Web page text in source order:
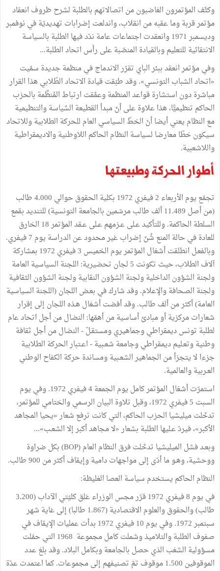
وكثّف المؤتمرون الغاضبون من اتصالاتهم بالطلبة لشرح ظروف انعقاد
مؤتمر قربة وما عقبه من انقلاب، واندلعت إضرابات تهديديّة في نوفمبر
وديسمبر 1971 وانعقدت اجتماعات عامة ندّد فيها الطلبة بالسياسة
الانتقائية للتعليم وبالقيادة المنصّبة على رأس اتحاد الطلبة...
وفي مؤتمر انعقد ببئر الباي تقرّر الاندماج في منظمة جديدة سمّيت
«اتحاد الشباب التونسي». وقد طبّقت قيادة الاتحاد الطّلابي هذا القرار
مباشرة دون استشارة قواعد المنظمة وعمَّقت ارتباط المُنظَّمة بالحزب
الحاكم تنظيميًّا، هذا علاوة على أنّ مبدأ القطيعة السِّياسة والتنظيمية
مع النظام يعني أيضا أنّ الخطّ السياسي العام للحركة الطلابية وللاتحاد
سيكون خطّا معارضا لسياسة النظام الحاكم اللاوطنية والاديمقراطية
واللاشعبية.
أطوار الحركة وطبيعتها
تجمّع يوم الأربعاء 2 فيفري 1972 بكلية الحقوق حوالي 4.000 طالب
(من أصل 11.489 ألف طالب مرسّمين بالجامعة التونسية) للتنديد بقمع
السلطة الحاكمة. وللتأكيد عـلى عـزمهم عـلى عـقد المؤتمر 18 الخارق
للعادة في حالة المنع شُنّ إضراب غير محدود عن الدراسة يوم 7 فيفري.
وبالفعـل انطلقت أشغال المؤتمر يوم الخميس 3 فيفري 1972 بمشاركة
آلاف الطلاب، حيث تكونت 5 لجان تحضيرية: اللجنة السياسية العامة
ولجنة الشؤون الداخلية ولجنة الشؤون النقابية ولجنة الشؤون الثقافية
ولجنة الصحافة والإعلام. وقد شارك في بعـض اللجان (اللجنة السياسية
العامة) أكثر من ألف طالب. وقد أفضت أشغال هـذه اللجان إلى إقرار
شعارات مركزية أو مبادئ أساسية من أهمّها: النضال من أجل اتحاد عام
لطلبة تونس ديمقراطي وجماهيري ومستقـلّ - النضال من أجل ثقافة
وطنية وتعـليم ديمقراطي وجامعة شعـبية - اعـتبار الحركة الطلابية
جزءا لا يتجزأ من الجماهير الشعـبية ومساندة حركة الكفاح الوطني
العـربية والعالمية.
استمرّت أشغال المؤتمر كامل يوم الجمعة 4 فيفري 1972. وفي يوم
السبت 5 فيفري 1972، وقبل تلاوة البيان الرسمي والختامي للمؤتمر،
تدخّلت ميليشيا الحزب الحاكم، التي كانت ترفع شعار «يحيا المجاهد
الأكبر»، فيردّ عـليها الطلبة بشعار «لا مجاهد أكبر إلا الشعـب»...
وبعـد فشل الميليشيا تدخّلت فرق النظام العام (BOP) بكل ضراوة
ووحشية، وهـو ما أدّى إلى مواجهات دامية وإيقاف أكثر من 900 طالب.
النظام الحاكم يستخدم سياسة العصا الغليظة:
في يوم 8 فيفري 1972 قرّر مجس الوزراء غلق كليّتي الآداب (3.200
طالب) والحقوق والعلوم الاقتصادية (1.867 طالبا) إلى غاية شهر
سبتمبر 1972. وفي يوم 10 فيفري 1972 بدأت عمليات الإيقاف في
صفوف الطلبة والتلاميذ وشملت كامل مجموعة 1968 التي حمّلت
مسؤولية الشغب الذي حصل بالجامعة وبكامل البلاد. وقد بلغ عدد
الموقوفين 1.500 موقوف تمّ تصنيفهم إلى مجموعات. كما اعتمدت عدّة